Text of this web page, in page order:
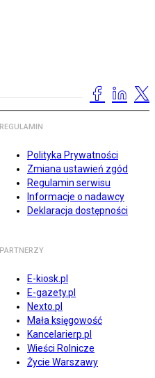
REGULAMIN
Polityka Prywatności
Zmiana ustawień zgód
Regulamin serwisu
Informacje o nadawcy
Deklaracja dostępności
PARTNERZY
E-kiosk.pl
E-gazety.pl
Nexto.pl
Mała księgowość
Kancelarierp.pl
Wieści Rolnicze
Życie Warszawy